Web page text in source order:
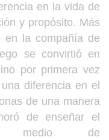
en la vida de
y propósito. Más
en la compañía de
se convirtió en
por primera vez
diferencia en el
de una manera
de enseñar el
medio de